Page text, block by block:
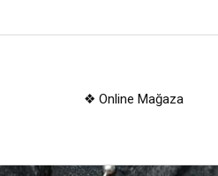
❖ Online Mağaza